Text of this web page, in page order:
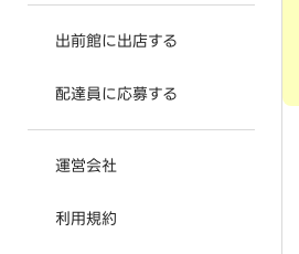
出前館に出店する
配達員に応募する
運営会社
利用規約